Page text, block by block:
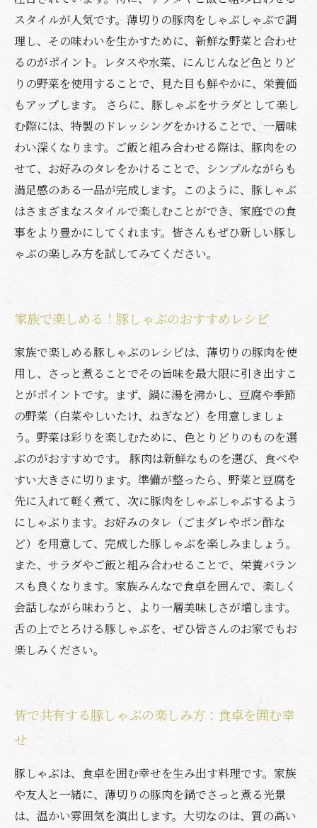
スタイルが人気です。薄切りの豚肉をしゃぶしゃぶで調
理し、その味わいを生かすために、新鮮な野菜と合わせ
るのがポイント。レタスや水菜、にんじんなど色とりど
りの野菜を使用することで、見た目も鮮やかに、栄養価
もアップします。 さらに、豚しゃぶをサラダとして楽し
む際には、特製のドレッシングをかけることで、一層味
わい深くなります。ご飯と組み合わせる際は、豚肉をの
せて、お好みのタレをかけることで、シンプルながらも
満足感のある一品が完成します。このように、豚しゃぶ
はさまざまなスタイルで楽しむことができ、家庭での食
事をより豊かにしてくれます。皆さんもぜひ新しい豚し
ゃぶの楽しみ方を試してみてください。
家族で楽しめる！豚しゃぶのおすすめレシピ
家族で楽しめる豚しゃぶのレシピは、薄切りの豚肉を使
用し、さっと煮ることでその旨味を最大限に引き出すこ
とがポイントです。まず、鍋に湯を沸かし、豆腐や季節
の野菜（白菜やしいたけ、ねぎなど）を用意しましょ
う。野菜は彩りを楽しむために、色とりどりのものを選
ぶのがおすすめです。 豚肉は新鮮なものを選び、食べや
すい大きさに切ります。準備が整ったら、野菜と豆腐を
先に入れて軽く煮て、次に豚肉をしゃぶしゃぶするよう
にしゃぶります。お好みのタレ（ごまダレやポン酢な
ど）を用意して、完成した豚しゃぶを楽しみましょう。
また、サラダやご飯と組み合わせることで、栄養バラン
スも良くなります。家族みんなで食卓を囲んで、楽しく
会話しながら味わうと、より一層美味しさが増します。
舌の上でとろける豚しゃぶを、ぜひ皆さんのお家でもお
楽しみください。
皆で共有する豚しゃぶの楽しみ方：食卓を囲む幸
せ
豚しゃぶは、食卓を囲む幸せを生み出す料理です。家族
や友人と一緒に、薄切りの豚肉を鍋でさっと煮る光景
は、温かい雰囲気を演出します。大切なのは、質の高い